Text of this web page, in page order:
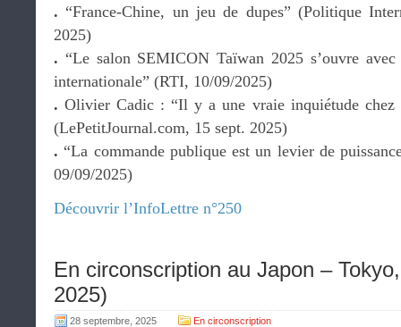
. “France-Chine, un jeu de dupes” (Politique
2025)
. “Le salon SEMICON Taïwan 2025 s’ouvre
internationale” (RTI, 10/09/2025)
. Olivier Cadic : “Il y a une vraie inquiétude chez
(LePetitJournal.com, 15 sept. 2025)
. “La commande publique est un levier de
09/09/2025)
Découvrir l’InfoLettre n°250
En circonscription au Japon –
2025)
28 septembre, 2025 En circonscription